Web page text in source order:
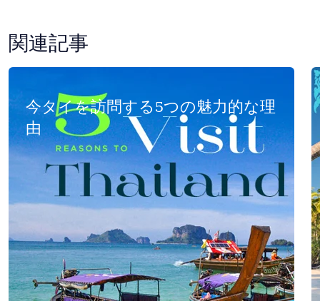
関連記事
今タイを訪問する5つの魅力的な理
由